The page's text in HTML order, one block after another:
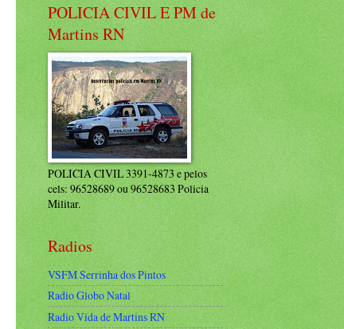
POLICIA CIVIL E PM de
Martins RN
POLICIA CIVIL 3391-4873 e pelos
cels: 96528689 ou 96528683 Policia
Militar.
Radios
VSFM Serrinha dos Pintos
Radio Globo Natal
Radio Vida de Martins RN